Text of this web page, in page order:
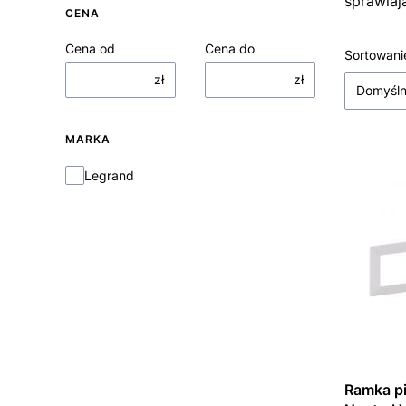
CENA
Cena od
zł
Cena do
zł
MARKA
Marka
Legrand
Lista
Ramka